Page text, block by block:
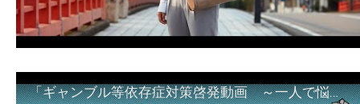
「ギャンブル等依存症対策啓発動画 ～一人で悩まず、家族で悩まず、まず！相談機関へ～」